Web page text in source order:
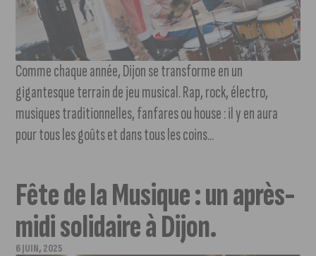
Comme chaque année, Dijon se transforme en un
gigantesque terrain de jeu musical. Rap, rock, électro,
musiques traditionnelles, fanfares ou house : il y en aura
pour tous les goûts et dans tous les coins...
Fête de la Musique : un après-
midi solidaire à Dijon.
6 JUIN, 2025